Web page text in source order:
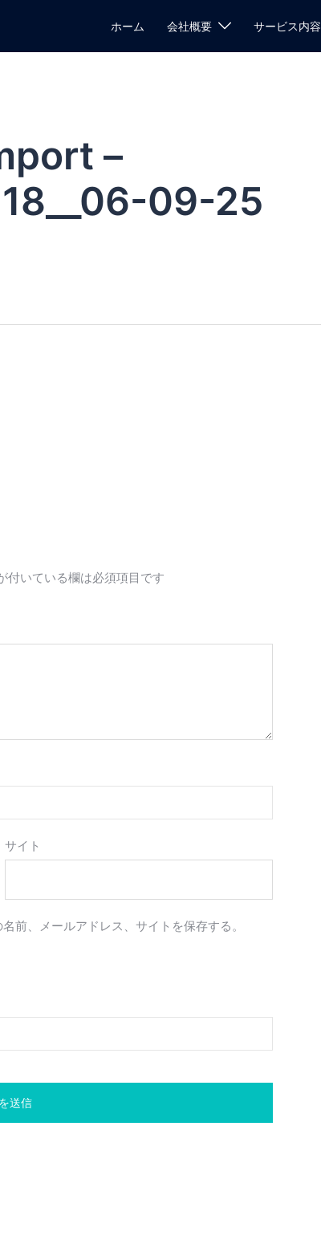
ホーム 会社概要 サービス内容
–
09-25
付いている欄は必須項目です
サイト
前、メールアドレス、サイトを保存する。